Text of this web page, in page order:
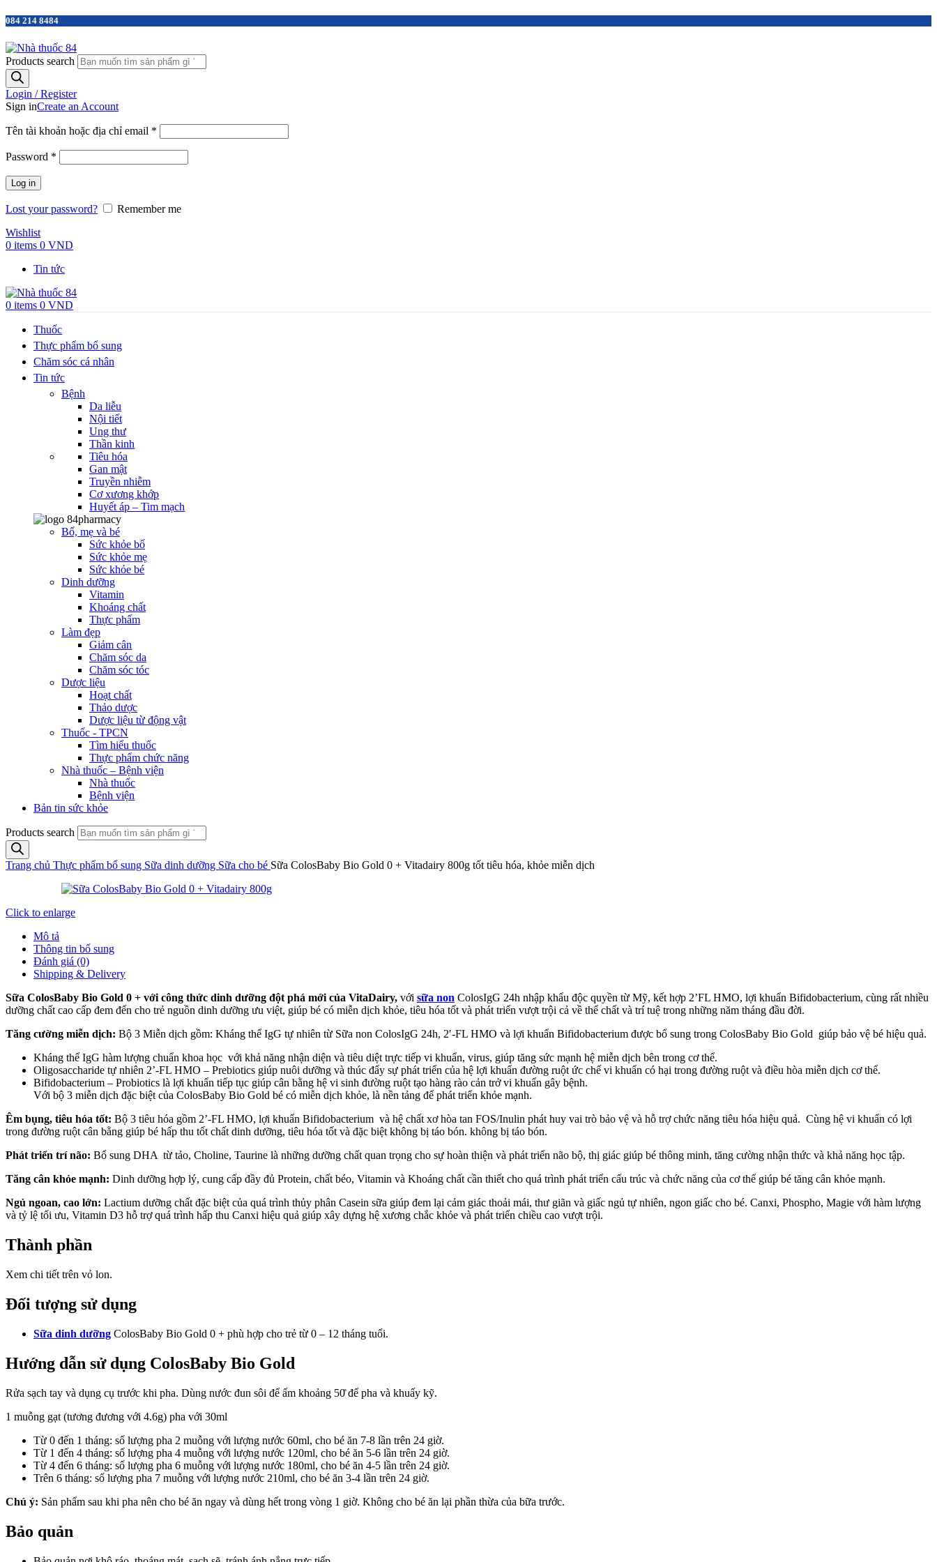
084 214 8484
Products search
Login / Register
Sign inCreate an Account
Tên tài khoản hoặc địa chỉ email *
Password *
Log in
Lost your password?
Remember me
Wishlist
0 items 0 VND
Tin tức
0 items 0 VND
Thuốc
Thực phẩm bổ sung
Chăm sóc cá nhân
Tin tức
Bệnh
Da liễu
Nội tiết
Ung thư
Thần kinh
Tiêu hóa
Gan mật
Truyền nhiễm
Cơ xương khớp
Huyết áp – Tim mạch
Bố, mẹ và bé
Sức khỏe bố
Sức khỏe mẹ
Sức khỏe bé
Dinh dưỡng
Vitamin
Khoáng chất
Thực phẩm
Làm đẹp
Giảm cân
Chăm sóc da
Chăm sóc tóc
Dược liệu
Hoạt chất
Thảo dược
Dược liệu từ động vật
Thuốc - TPCN
Tìm hiểu thuốc
Thực phẩm chức năng
Nhà thuốc – Bệnh viện
Nhà thuốc
Bệnh viện
Bản tin sức khỏe
Products search
Trang chủ Thực phẩm bổ sung Sữa dinh dưỡng Sữa cho bé Sữa ColosBaby Bio Gold 0 + Vitadairy 800g tốt tiêu hóa, khỏe miễn dịch
Click to enlarge
Mô tả
Thông tin bổ sung
Đánh giá (0)
Shipping & Delivery
Sữa ColosBaby Bio Gold 0 + với công thức dinh dưỡng đột phá mới của VitaDairy, với sữa non ColosIgG 24h nhập khẩu độc quyền từ Mỹ, kết hợp 2’FL HMO, lợi khuẩn Bifidobacterium, cùng rất nhiều
dưỡng chất cao cấp đem đến cho trẻ nguồn dinh dưỡng ưu việt, giúp bé có miễn dịch khỏe, tiêu hóa tốt và phát triển vượt trội cả về thể chất và trí tuệ trong những năm tháng đầu đời.
Tăng cường miễn dịch: Bộ 3 Miễn dịch gồm: Kháng thể IgG tự nhiên từ Sữa non ColosIgG 24h, 2′-FL HMO và lợi khuẩn Bifidobacterium được bổ sung trong ColosBaby Bio Gold giúp bảo vệ bé hiệu quả.
Kháng thể IgG hàm lượng chuẩn khoa học với khả năng nhận diện và tiêu diệt trực tiếp vi khuẩn, virus, giúp tăng sức mạnh hệ miễn dịch bên trong cơ thể.
Oligosaccharide tự nhiên 2’-FL HMO – Prebiotics giúp nuôi dưỡng và thúc đẩy sự phát triển của hệ lợi khuẩn đường ruột ức chế vi khuẩn có hại trong đường ruột và điều hòa miễn dịch cơ thể.
Bifidobacterium – Probiotics là lợi khuẩn tiếp tục giúp cân bằng hệ vi sinh đường ruột tạo hàng rào cản trở vi khuẩn gây bệnh.
Với bộ 3 miễn dịch đặc biệt của ColosBaby Bio Gold bé có miễn dịch khỏe, là nền tảng để phát triển khỏe mạnh.
Êm bụng, tiêu hóa tốt: Bộ 3 tiêu hóa gồm 2’-FL HMO, lợi khuẩn Bifidobacterium và hệ chất xơ hòa tan FOS/Inulin phát huy vai trò bảo vệ và hỗ trợ chức năng tiêu hóa hiệu quả. Cùng hệ vi khuẩn có lợi
trong đường ruột cân bằng giúp bé hấp thu tốt chất dinh dưỡng, tiêu hóa tốt và đặc biệt không bị táo bón. không bị táo bón.
Phát triển trí não: Bổ sung DHA từ tảo, Choline, Taurine là những dưỡng chất quan trọng cho sự hoàn thiện và phát triển não bộ, thị giác giúp bé thông minh, tăng cường nhận thức và khả năng học tập.
Tăng cân khỏe mạnh: Dinh dưỡng hợp lý, cung cấp đầy đủ Protein, chất béo, Vitamin và Khoáng chất cần thiết cho quá trình phát triển cấu trúc và chức năng của cơ thể giúp bé tăng cân khỏe mạnh.
Ngủ ngoan, cao lớn: Lactium dưỡng chất đặc biệt của quá trình thủy phân Casein sữa giúp đem lại cảm giác thoải mái, thư giãn và giấc ngủ tự nhiên, ngon giấc cho bé. Canxi, Phospho, Magie với hàm lượng
và tỷ lệ tối ưu, Vitamin D3 hỗ trợ quá trình hấp thu Canxi hiệu quả giúp xây dựng hệ xương chắc khỏe và phát triển chiều cao vượt trội.
Thành phần
Xem chi tiết trên vỏ lon.
Đối tượng sử dụng
Sữa dinh dưỡng ColosBaby Bio Gold 0 + phù hợp cho trẻ từ 0 – 12 tháng tuổi.
Hướng dẫn sử dụng ColosBaby Bio Gold
Rửa sạch tay và dụng cụ trước khi pha. Dùng nước đun sôi để ấm khoảng 50̊ để pha và khuấy kỹ.
1 muỗng gạt (tương đương với 4.6g) pha với 30ml
Từ 0 đến 1 tháng: số lượng pha 2 muỗng với lượng nước 60ml, cho bé ăn 7-8 lần trên 24 giờ.
Từ 1 đến 4 tháng: số lượng pha 4 muỗng với lượng nước 120ml, cho bé ăn 5-6 lần trên 24 giờ.
Từ 4 đến 6 tháng: số lượng pha 6 muỗng với lượng nước 180ml, cho bé ăn 4-5 lần trên 24 giờ.
Trên 6 tháng: số lượng pha 7 muỗng với lượng nước 210ml, cho bé ăn 3-4 lần trên 24 giờ.
Chú ý: Sản phẩm sau khi pha nên cho bé ăn ngay và dùng hết trong vòng 1 giờ. Không cho bé ăn lại phần thừa của bữa trước.
Bảo quản